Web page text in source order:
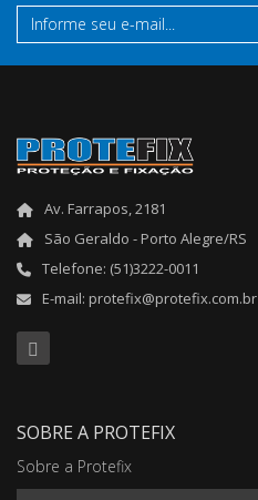
Av. Farrapos, 2181
São Geraldo - Porto Alegre/RS
Telefone: (51)3222-0011
E-mail: protefix@protefix.com.br
SOBRE A PROTEFIX
Sobre a Protefix